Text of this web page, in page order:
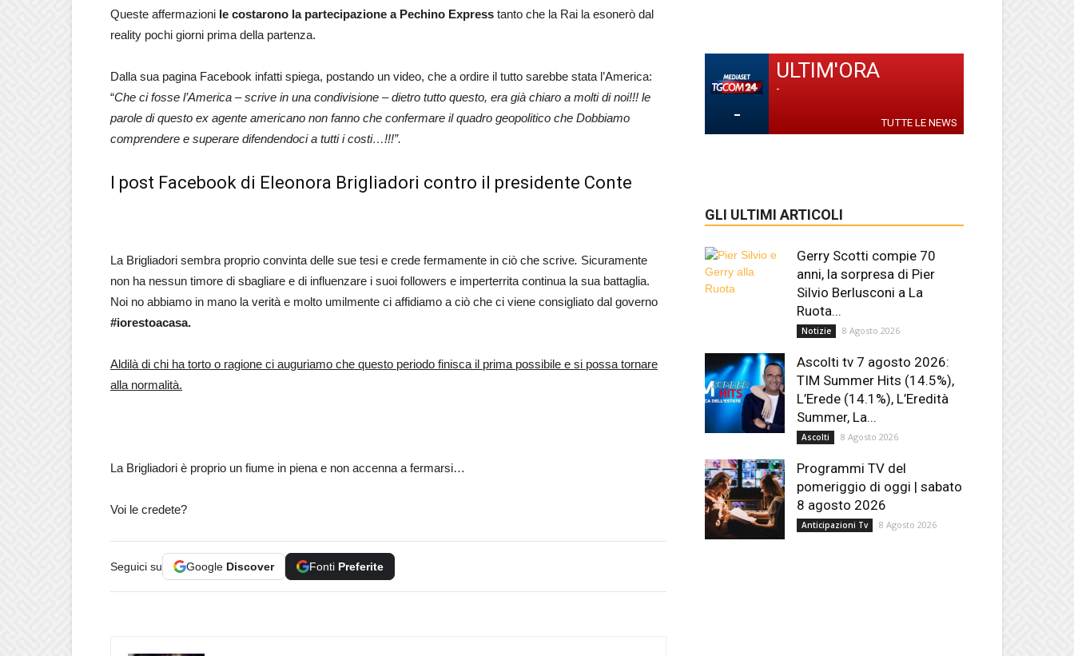
Queste affermazioni le costarono la partecipazione a Pechino Express tanto che la Rai la esonerò dal
reality pochi giorni prima della partenza.
Dalla sua pagina Facebook infatti spiega, postando un video, che a ordire il tutto sarebbe stata l’America:
“Che ci fosse l’America – scrive in una condivisione – dietro tutto questo, era già chiaro a molti di noi!!! le
parole di questo ex agente americano non fanno che confermare il quadro geopolitico che Dobbiamo
comprendere e superare difendendoci a tutti i costi…!!!”.
I post Facebook di Eleonora Brigliadori contro il presidente Conte
La Brigliadori sembra proprio convinta delle sue tesi e crede fermamente in ciò che scrive. Sicuramente
non ha nessun timore di sbagliare e di influenzare i suoi followers e imperterrita continua la sua battaglia.
Noi no abbiamo in mano la verità e molto umilmente ci affidiamo a ciò che ci viene consigliato dal governo
#iorestoacasa.
Aldilà di chi ha torto o ragione ci auguriamo che questo periodo finisca il prima possibile e si possa tornare
alla normalità.
La Brigliadori è proprio un fiume in piena e non accenna a fermarsi…
Voi le credete?
Seguici su Google Discover Fonti Preferite
-
ULTIM'ORA
-
TUTTE LE NEWS
GLI ULTIMI ARTICOLI
Gerry Scotti compie 70
anni, la sorpresa di Pier
Silvio Berlusconi a La
Ruota...
Notizie 8 Agosto 2026
Ascolti tv 7 agosto 2026:
TIM Summer Hits (14.5%),
L’Erede (14.1%), L’Eredità
Summer, La...
Ascolti 8 Agosto 2026
Programmi TV del
pomeriggio di oggi | sabato
8 agosto 2026
Anticipazioni Tv 8 Agosto 2026